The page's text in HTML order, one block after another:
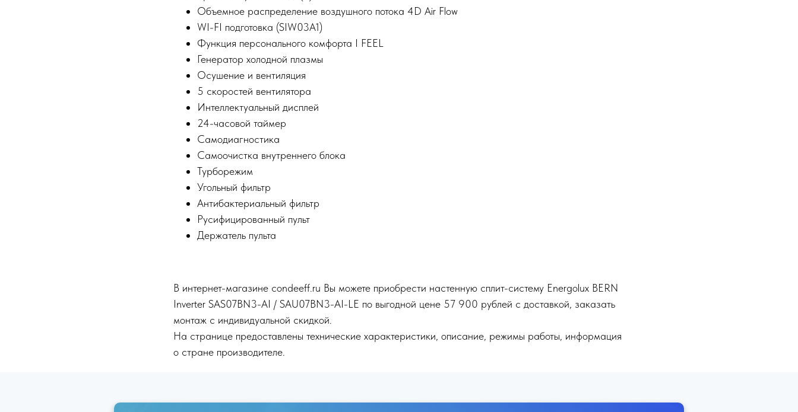
Объемное распределение воздушного потока 4D Air Flow
WI-FI подготовка (SIW03A1)
Функция персонального комфорта I FEEL
Генератор холодной плазмы
Осушение и вентиляция
5 скоростей вентилятора
Интеллектуальный дисплей
24-часовой таймер
Самодиагностика
Самоочистка внутреннего блока
Турборежим
Угольный фильтр
Антибактериальный фильтр
Русифицированный пульт
Держатель пульта
В интернет-магазине condeeff.ru Вы можете приобрести настенную сплит-систему Energolux BERN
Inverter SAS07BN3-AI / SAU07BN3-AI-LE по выгодной цене 57 900 рублей с доставкой, заказать
монтаж с индивидуальной скидкой.
На странице предоставлены технические характеристики, описание, режимы работы, информация
о стране производителе.